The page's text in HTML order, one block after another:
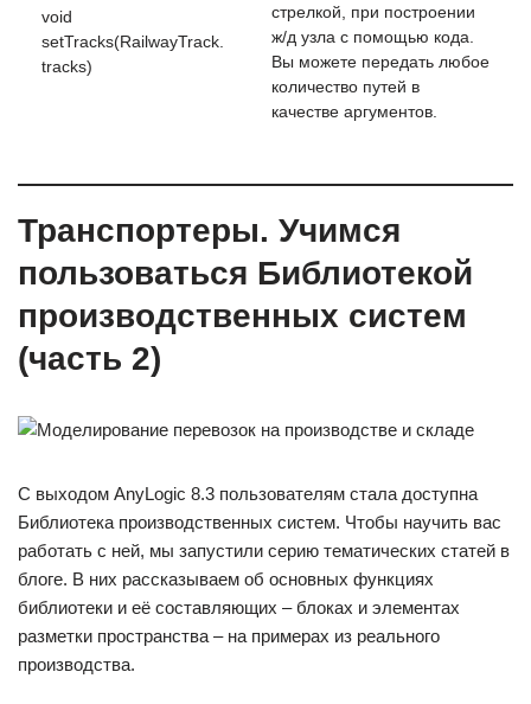
void
setTracks(RailwayTrack.
tracks)
стрелкой, при построении
ж/д узла с помощью кода.
Вы можете передать любое
количество путей в
качестве аргументов.
Транспортеры. Учимся
пользоваться Библиотекой
производственных систем
(часть 2)
С выходом AnyLogic 8.3 пользователям стала доступна
Библиотека производственных систем. Чтобы научить вас
работать с ней, мы запустили серию тематических статей в
блоге. В них рассказываем об основных функциях
библиотеки и её составляющих – блоках и элементах
разметки пространства – на примерах из реального
производства.